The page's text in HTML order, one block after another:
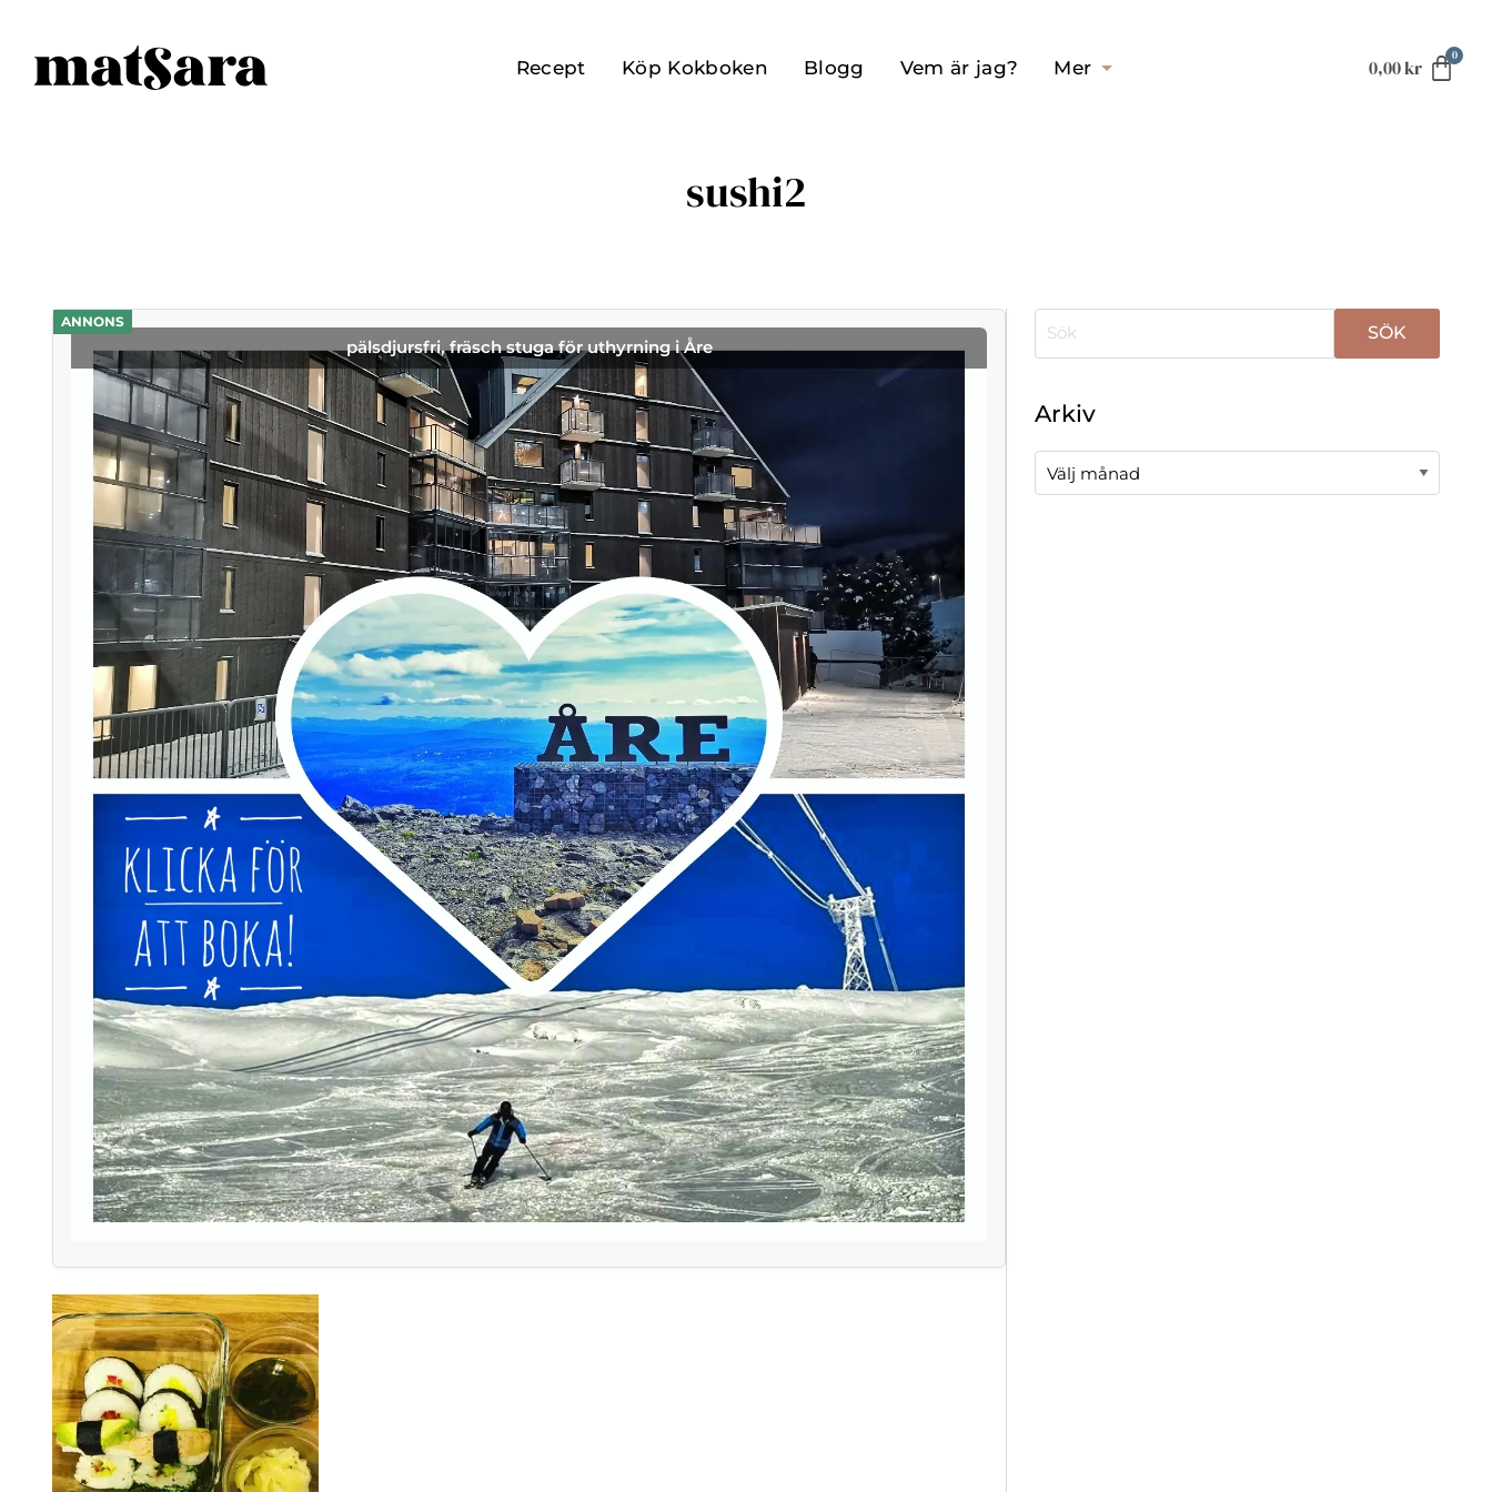
Recept Köp Kokboken Blogg Vem är jag? Mer 0,00kr
sushi2
ANNONS
pälsdjursfri, fräsch stuga för uthyrning i Åre
Arkiv